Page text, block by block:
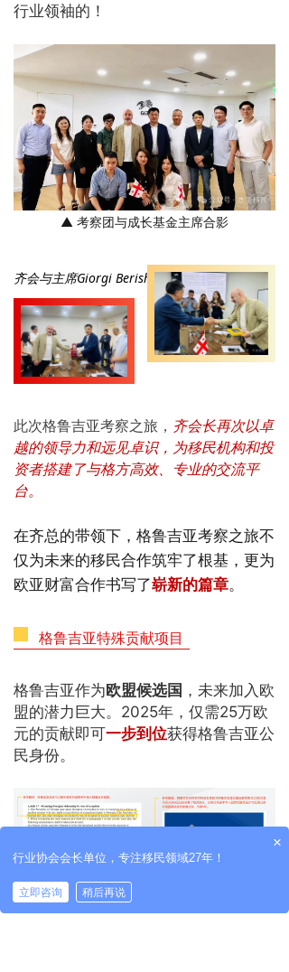
行业领袖的！
▲ 考察团与成长基金主席合影
齐会与主席Giorgi Berishvili互赠礼品
此次格鲁吉亚考察之旅， 齐会长再次以卓
越的领导力和远见卓识，为移民机构和投
资者搭建了与格方高效、专业的交流平
台。
在齐总的带领下，格鲁吉亚考察之旅不
仅为未来的移民合作筑牢了根基，更为
欧亚财富合作书写了崭新的篇章。
格鲁吉亚特殊贡献项目
格鲁吉亚作为 欧盟候选国 ，未来加入欧
盟的潜力巨大。2025年， 仅需25万欧
元的贡献即可一步到位获得格鲁吉亚公
民身份。
×
行业协会会长单位，专注移民领域27年！
立即咨询 稍后再说